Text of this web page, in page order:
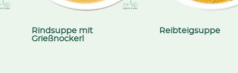
Rindsuppe mit
Grießnockerl
Reibteigsuppe